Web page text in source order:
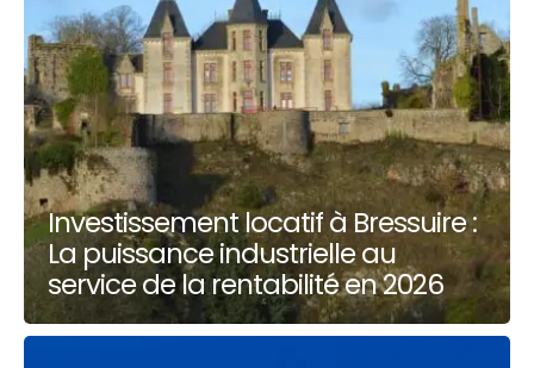
Investissement locatif à Bressuire :
La puissance industrielle au
service de la rentabilité en 2026